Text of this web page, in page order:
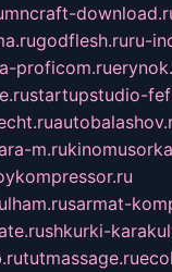
mncraft-
godflesh.ruru-
proficom.ru
startupstudio-
m.ru
sarmat-
shkurki-
tutmassage.ru